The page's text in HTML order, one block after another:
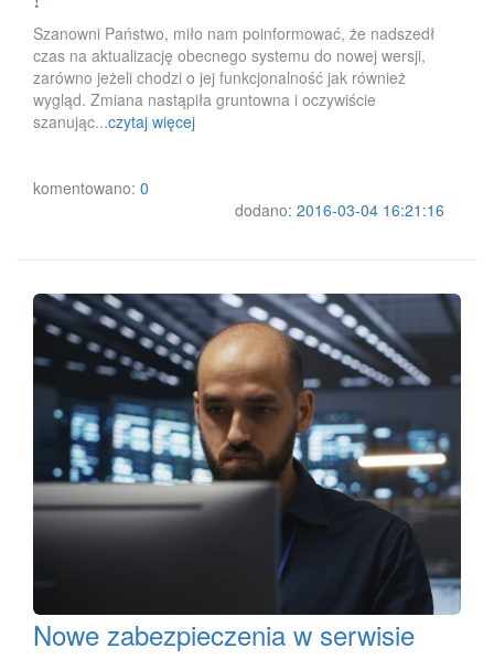
Szanowni Państwo, miło nam poinformować, że nadszedł
czas na aktualizację obecnego systemu do nowej wersji,
zarówno jeżeli chodzi o jej funkcjonalność jak również
wygląd. Zmiana nastąpiła gruntowna i oczywiście
szanując...czytaj więcej
komentowano: 0
dodano: 2016-03-04 16:21:16
Nowe zabezpieczenia w serwisie